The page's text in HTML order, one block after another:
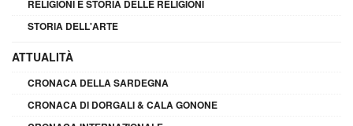
RELIGIONI E STORIA DELLE RELIGIONI
STORIA DELL'ARTE
ATTUALITÀ
CRONACA DELLA SARDEGNA
CRONACA DI DORGALI & CALA GONONE